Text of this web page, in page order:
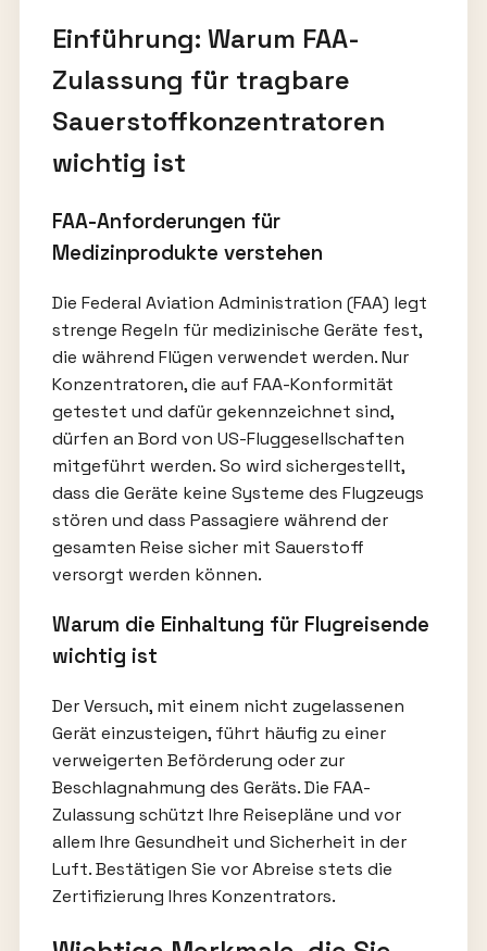
Einführung: Warum FAA-
Zulassung für tragbare
Sauerstoffkonzentratoren
wichtig ist
FAA-Anforderungen für
Medizinprodukte verstehen
Die Federal Aviation Administration (FAA) legt
strenge Regeln für medizinische Geräte fest,
die während Flügen verwendet werden. Nur
Konzentratoren, die auf FAA-Konformität
getestet und dafür gekennzeichnet sind,
dürfen an Bord von US-Fluggesellschaften
mitgeführt werden. So wird sichergestellt,
dass die Geräte keine Systeme des Flugzeugs
stören und dass Passagiere während der
gesamten Reise sicher mit Sauerstoff
versorgt werden können.
Warum die Einhaltung für Flugreisende
wichtig ist
Der Versuch, mit einem nicht zugelassenen
Gerät einzusteigen, führt häufig zu einer
verweigerten Beförderung oder zur
Beschlagnahmung des Geräts. Die FAA-
Zulassung schützt Ihre Reisepläne und vor
allem Ihre Gesundheit und Sicherheit in der
Luft. Bestätigen Sie vor Abreise stets die
Zertifizierung Ihres Konzentrators.